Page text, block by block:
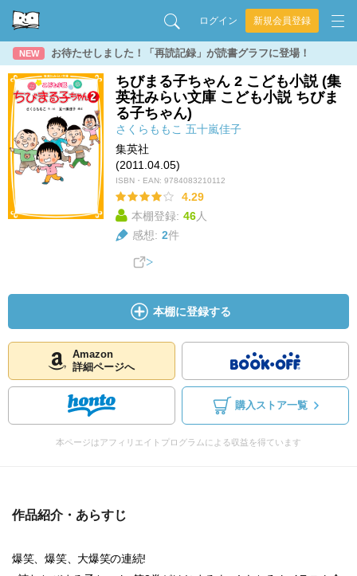
ログイン 新規会員登録
NEW お待たせしました！「再読記録」が読書グラフに登場！
ちびまる子ちゃん 2 こども小説 (集
英社みらい文庫 こども小説 ちびま
る子ちゃん)
さくらももこ 五十嵐佳子
集英社
(2011.04.05)
ISBN・EAN: 9784083210112
4.29
本棚登録: 46人
感想: 2件
本棚に登録する
Amazon
詳細ページへ
購入ストア一覧
本ページはアフィリエイトプログラムによる収益を得ています
作品紹介・あらすじ
爆笑、爆笑、大爆笑の連続!